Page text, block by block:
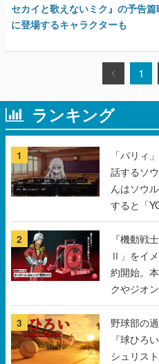
セカイと歌えないミク』の予告
に登場するキャラクターも
1
ランキング
1
「パリィ
話するソ
んはソウ
すると「
2
『機動戦
Ⅱ」をイ
約開始。
クやジオ
などを配置
3
野球部の
『球ひろ
シュリス